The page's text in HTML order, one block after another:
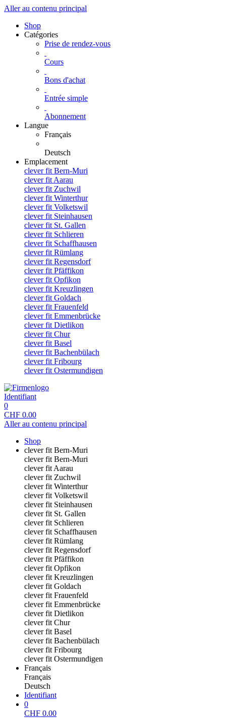
Aller au contenu principal
Shop
Catégories
Prise de rendez-vous
Cours
Bons d'achat
Entrée simple
Abonnement
Langue
Français
Deutsch
Emplacement
clever fit Bern-Muri
clever fit Aarau
clever fit Zuchwil
clever fit Winterthur
clever fit Volketswil
clever fit Steinhausen
clever fit St. Gallen
clever fit Schlieren
clever fit Schaffhausen
clever fit Rümlang
clever fit Regensdorf
clever fit Pfäffikon
clever fit Opfikon
clever fit Kreuzlingen
clever fit Goldach
clever fit Frauenfeld
clever fit Emmenbrücke
clever fit Dietlikon
clever fit Chur
clever fit Basel
clever fit Bachenbülach
clever fit Fribourg
clever fit Ostermundigen
Identifiant
0
CHF 0.00
Aller au contenu principal
Shop
clever fit Bern-Muri
clever fit Bern-Muri
clever fit Aarau
clever fit Zuchwil
clever fit Winterthur
clever fit Volketswil
clever fit Steinhausen
clever fit St. Gallen
clever fit Schlieren
clever fit Schaffhausen
clever fit Rümlang
clever fit Regensdorf
clever fit Pfäffikon
clever fit Opfikon
clever fit Kreuzlingen
clever fit Goldach
clever fit Frauenfeld
clever fit Emmenbrücke
clever fit Dietlikon
clever fit Chur
clever fit Basel
clever fit Bachenbülach
clever fit Fribourg
clever fit Ostermundigen
Français
Français
Deutsch
Identifiant
0
CHF 0.00